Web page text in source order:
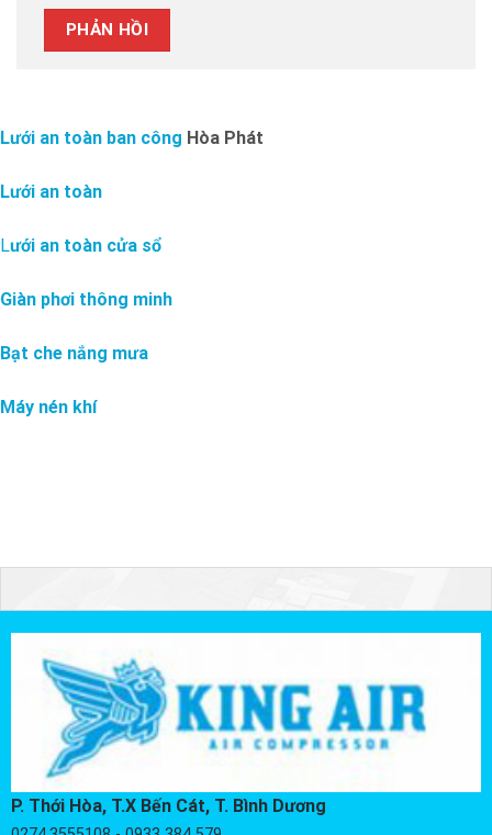
Lưới an toàn ban công Hòa Phát
Lưới an toàn
Lưới an toàn cửa sổ
Giàn phơi thông minh
Bạt che nắng mưa
Máy nén khí
P. Thới Hòa, T.X Bến Cát, T. Bình Dương